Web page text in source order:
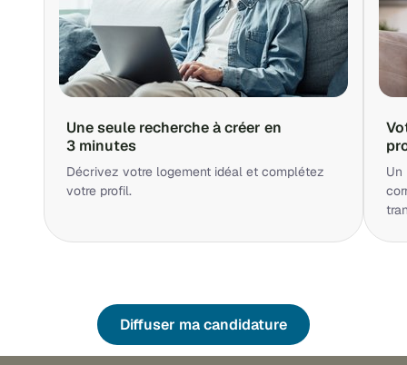
Une seule recherche à créer en
3 minutes
Décrivez votre logement idéal et complétez
votre profil.
Un
Diffuser ma candidature